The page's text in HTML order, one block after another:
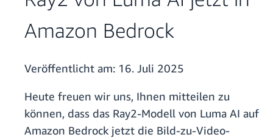
Amazon Bedrock
Veröffentlicht am: 16. Juli 2025
Heute freuen wir uns, Ihnen mitteilen zu
können, dass das Ray2-Modell von Luma AI auf
Amazon Bedrock jetzt die Bild-zu-Video-